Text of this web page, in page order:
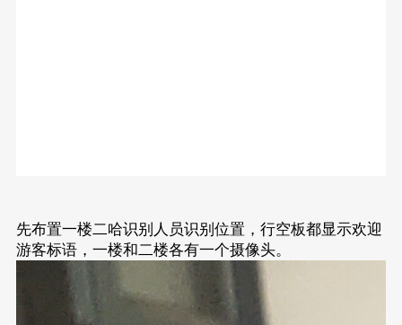
先布置一楼二哈识别人员识别位置，行空板都显示欢迎
游客标语，一楼和二楼各有一个摄像头。